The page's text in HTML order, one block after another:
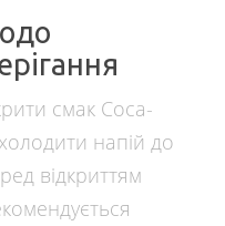
смак Coca-
напій до
відкриттям